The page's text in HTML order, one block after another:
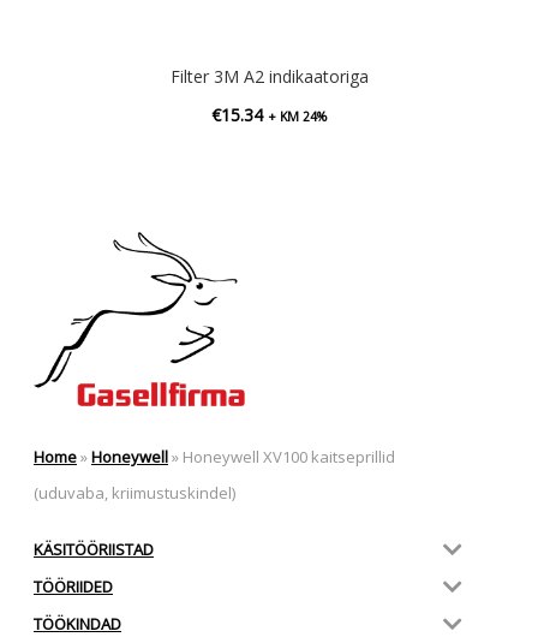
Filter 3M A2 indikaatoriga
€15.34 + KM 24%
Home»Honeywell» Honeywell XV100 kaitseprillid
(uduvaba, kriimustuskindel)
KÄSITÖÖRIISTAD
TÖÖRIIDED
TÖÖKINDAD